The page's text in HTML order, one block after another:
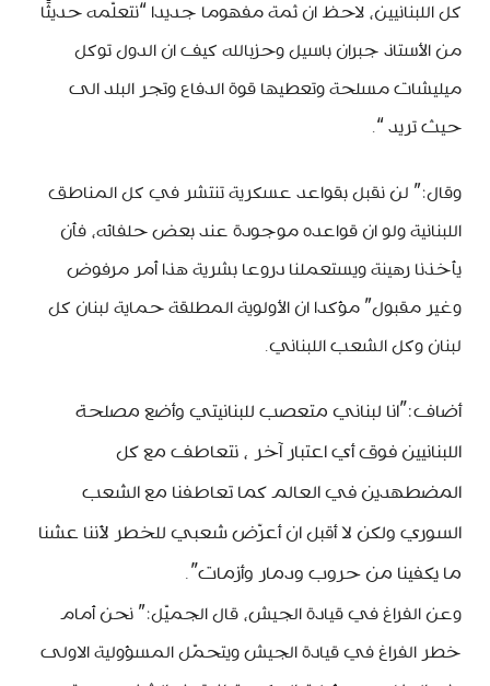
كل اللبنانيين، لاحظ ان ثمة مفهوما جديدا “نتعلّمه حديثًا
من الأستاذ جبران باسيل وحزبالله كيف ان الدول توكل
ميليشات مسلحة وتعطيها قوة الدفاع وتجر البلد الى
حيث تريد “.
وقال:” لن نقبل بقواعد عسكرية تنتشر في كل المناطق
اللبنانية ولو ان قواعده موجودة عند بعض حلفائه، فأن
يأخذنا رهينة ويستعملنا دروعا بشرية هذا أمر مرفوض
وغير مقبول” مؤكدا ان الأولوية المطلقة حماية لبنان كل
لبنان وكل الشعب اللبناني.
أضاف:”انا لبناني متعصب للبنانيتي وأضع مصلحة
اللبنانيين فوق أي اعتبار آخر ، نتعاطف مع كل
المضطهدين في العالم كما تعاطفنا مع الشعب
السوري ولكن لا أقبل ان أعرّض شعبي للخطر لأننا عشنا
ما يكفينا من حروب ودمار وأزمات”.
وعن الفراغ في قيادة الجيش، قال الجميّل:” نحن أمام
خطر الفراغ في قيادة الجيش ويتحمّل المسؤولية الاولى